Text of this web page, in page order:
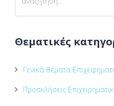
Θεματικές
Γενικά θέματα
Προσκλήσεις